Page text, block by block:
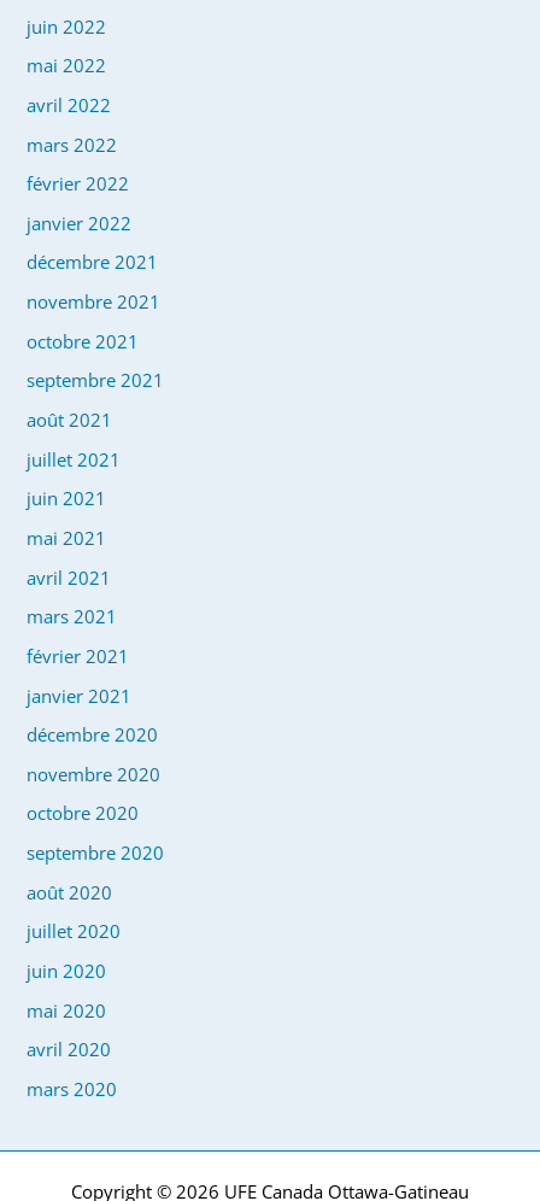
juin 2022
mai 2022
avril 2022
mars 2022
février 2022
janvier 2022
décembre 2021
novembre 2021
octobre 2021
septembre 2021
août 2021
juillet 2021
juin 2021
mai 2021
avril 2021
mars 2021
février 2021
janvier 2021
décembre 2020
novembre 2020
octobre 2020
septembre 2020
août 2020
juillet 2020
juin 2020
mai 2020
avril 2020
mars 2020
Copyright © 2026 UFE Canada Ottawa-Gatineau